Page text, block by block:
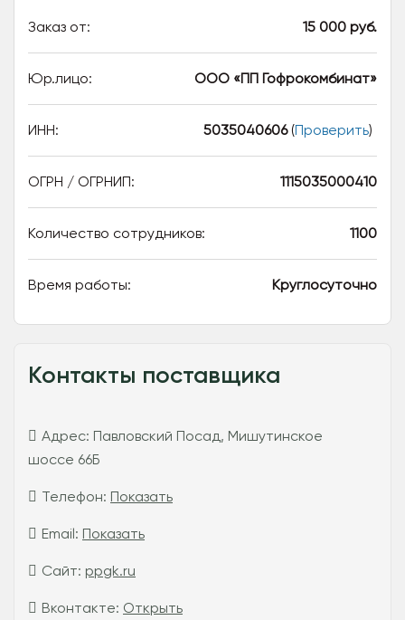
Заказ от: 15 000 руб.
Юр.лицо: ООО «ПП Гофрокомбинат»
ИНН: 5035040606 (Проверить)
ОГРН / ОГРНИП: 1115035000410
Количество сотрудников: 1100
Время работы: Круглосуточно
Контакты поставщика
Адрес: Павловский Посад, Мишутинское
шоссе 66Б
Телефон: Показать
Email: Показать
Сайт: ppgk.ru
Вконтакте: Открыть